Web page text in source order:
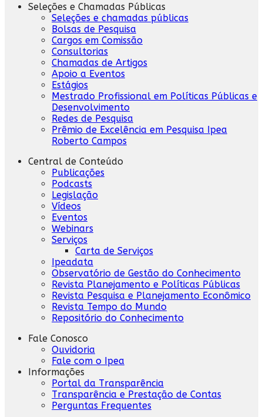
Seleções e Chamadas Públicas
Seleções e chamadas públicas
Bolsas de Pesquisa
Cargos em Comissão
Consultorias
Chamadas de Artigos
Apoio a Eventos
Estágios
Mestrado Profissional em Políticas Públicas e
Desenvolvimento
Redes de Pesquisa
Prêmio de Excelência em Pesquisa Ipea
Roberto Campos
Central de Conteúdo
Publicações
Podcasts
Legislação
Vídeos
Eventos
Webinars
Serviços
Carta de Serviços
Ipeadata
Observatório de Gestão do Conhecimento
Revista Planejamento e Políticas Públicas
Revista Pesquisa e Planejamento Econômico
Revista Tempo do Mundo
Repositório do Conhecimento
Fale Conosco
Ouvidoria
Fale com o Ipea
Informações
Portal da Transparência
Transparência e Prestação de Contas
Perguntas Frequentes